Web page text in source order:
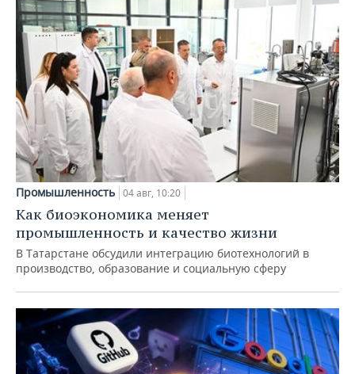
Промышленность 04 авг, 10:20
Как биоэкономика меняет
промышленность и качество жизни
В Татарстане обсудили интеграцию биотехнологий в
производство, образование и социальную сферу